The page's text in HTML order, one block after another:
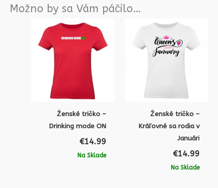
Možno by sa Vám páčilo…
Ženské tričko –
Drinking mode ON
€14.99
Na Sklade
Ženské tričko –
Kráľovné sa rodia v
Januári
€14.99
Na Sklade